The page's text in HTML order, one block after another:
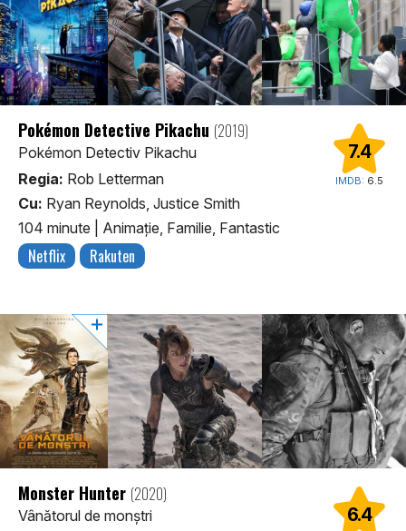
7.4
IMDB: 6.5
Pokémon Detective Pikachu (2019)
Pokémon Detectiv Pikachu
Regia: Rob Letterman
Cu: Ryan Reynolds, Justice Smith
104 minute
Animaţie, Familie, Fantastic
Netflix Rakuten
6.4
Monster Hunter (2020)
Vânătorul de monștri